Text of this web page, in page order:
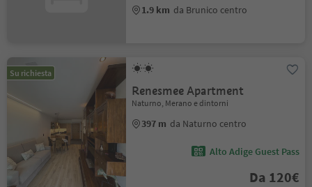
1.9 km da Brunico centro
Su richiesta
Renesmee Apartment
Naturno, Merano e dintorni
397 m da Naturno centro
Alto Adige Guest Pass
Da 120€